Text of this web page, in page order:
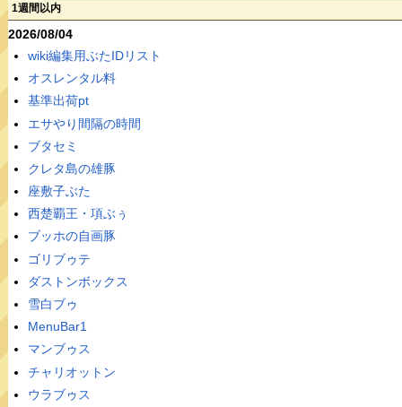
1週間以内
2026/08/04
wiki編集用ぶたIDリスト
オスレンタル料
基準出荷pt
エサやり間隔の時間
ブタセミ
クレタ島の雄豚
座敷子ぶた
西楚覇王・項ぶぅ
ブッホの自画豚
ゴリブゥテ
ダストンボックス
雪白ブゥ
MenuBar1
マンブゥス
チャリオットン
ウラブゥス